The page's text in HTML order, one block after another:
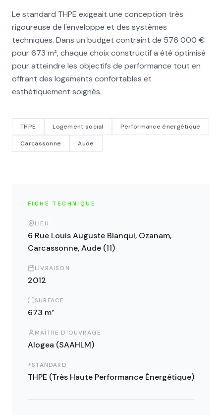
Le standard THPE exigeait une conception très
rigoureuse de l'enveloppe et des systèmes
techniques. Dans un budget contraint de 576 000 €
pour 673 m², chaque choix constructif a été optimisé
pour atteindre les objectifs de performance tout en
offrant des logements confortables et
esthétiquement soignés.
THPE Logement social Performance énergétique
Carcassonne Aude
FICHE TECHNIQUE
LIEU
6 Rue Louis Auguste Blanqui, Ozanam,
Carcassonne, Aude (11)
LIVRAISON
2012
SURFACE
673 m²
MAÎTRE D'OUVRAGE
Alogea (SAAHLM)
⚡STANDARD
THPE (Très Haute Performance Énergétique)